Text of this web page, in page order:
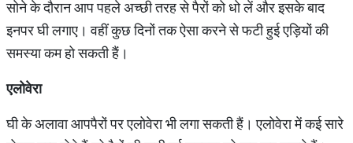
सोने के दौरान आप पहले अच्छी तरह से पैरों को धो लें और इसके बाद
इनपर घी लगाए। वहीं कुछ दिनों तक ऐसा करने से फटी हुई एड़ियों की
समस्या कम हो सकती हैं।
एलोवेरा
घी के अलावा आपपैरों पर एलोवेरा भी लगा सकती हैं। एलोवेरा में कई सारे